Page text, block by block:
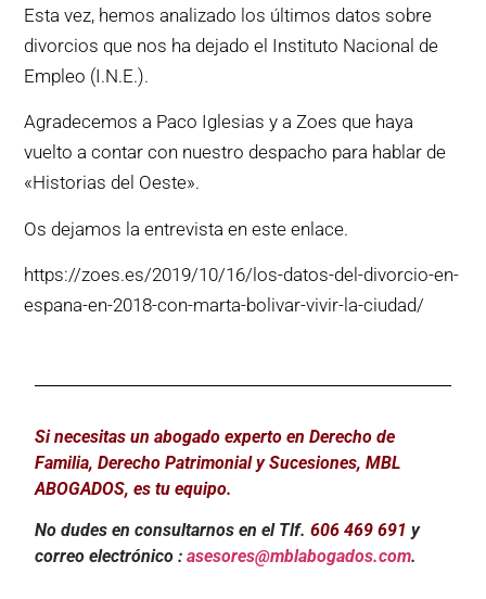
Esta vez, hemos analizado los últimos datos sobre
divorcios que nos ha dejado el Instituto Nacional de
Empleo (I.N.E.).
Agradecemos a Paco Iglesias y a Zoes que haya
vuelto a contar con nuestro despacho para hablar de
«Historias del Oeste».
Os dejamos la entrevista en este enlace.
https://zoes.es/2019/10/16/los-datos-del-divorcio-en-
espana-en-2018-con-marta-bolivar-vivir-la-ciudad/
Si necesitas un abogado experto en Derecho de
Familia, Derecho Patrimonial y Sucesiones, MBL
ABOGADOS, es tu equipo.
No dudes en consultarnos en el Tlf.606 469 691 y
correo electrónico :asesores@mblabogados.com.